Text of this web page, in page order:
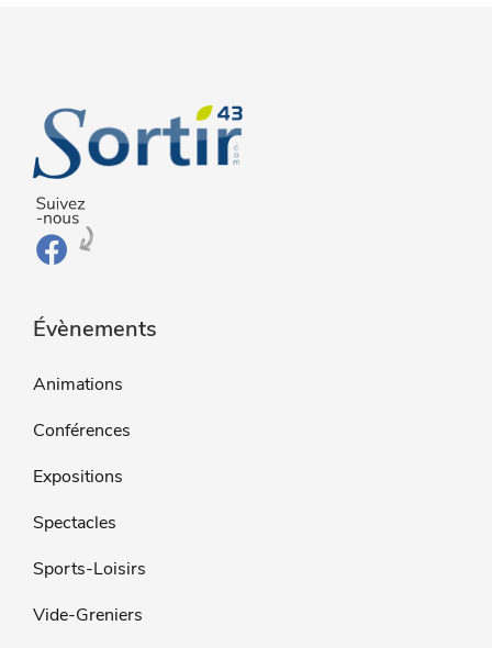
Évènements
Animations
Conférences
Expositions
Spectacles
Sports-Loisirs
Vide-Greniers